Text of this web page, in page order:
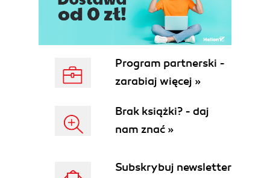
Program partnerski -
zarabiaj więcej »
Brak książki? - daj
nam znać »
Subskrybuj newsletter